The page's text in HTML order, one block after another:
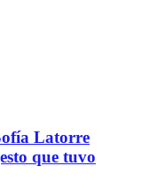
Latorre
que tuvo